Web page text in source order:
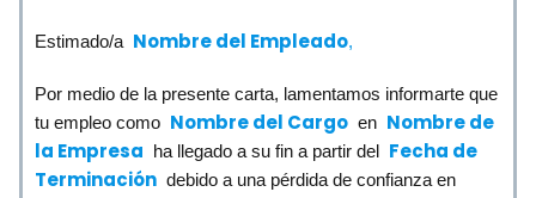
Estimado/a Nombre del Empleado,
Por medio de la presente carta, lamentamos informarte que
tu empleo como Nombre del Cargo en Nombre de
la Empresa ha llegado a su fin a partir del Fecha de
Terminación debido a una pérdida de confianza en